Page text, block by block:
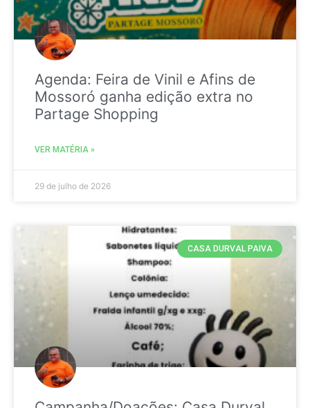
Agenda: Feira de Vinil e Afins de
Mossoró ganha edição extra no
Partage Shopping
VER MATÉRIA »
29 de julho de 2026
CASA DURVAL PAIVA